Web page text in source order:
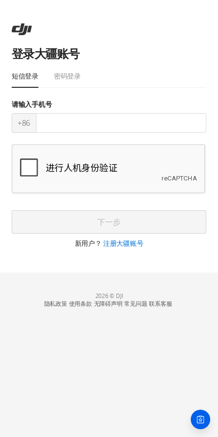
登录大疆账号
短信登录 密码登录
请输入手机号
+86
下一步
新用户？注册大疆账号
2026 © DJI
隐私政策 使用条款 无障碍声明 常见问题 联系客服